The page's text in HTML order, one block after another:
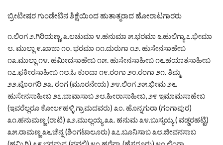
ಬ್ರೀಟೀಷರ ಗುಂಡೇಟಿನ ಶಿಕ್ಷೆಯಿಂದ ಹುತಾತ್ಮರಾದ ಹೋರಾಟಗಾರರು
೧.ಲಿಂಗ ೨.ಗಿರಿಯಣ್ಣ, ೩.ಲಚುಮಾ ೪.ಹನುಮಾ ೫.ಭರಮಾ ೬.ಹುಲಿಗ್ಯಾ ೭.ಭೀಮಾ
೮. ಮುಲ್ಲಾ ೯.ಖಾಜಾ ೧೦. ಭರಮಾ ೧೧.ದುರುಗಾ ೧೨. ಹುಸೇನಸಾಹೇಬ
೧೩.ಮುಲ್ಲಾ ೧೪. ಹಮೀದಸಾಹೇಬ ೧೫. ಹುಸೇನಸಾಹೀಬ ೧೬.ಹಯಾತಸಾಹೀಬ
೧೭.ಫಕೀರಸಾಹೀಬ ೧೮.ಓ ಕುಂದಾ ೧೯.ರಂಗಾ ೨೦.ರಂಗಾ ೨೧. ತಿಮ್ಮ
೨೨.ಪೊಂಗರಿ ೨೩. ರಂಗ (ಮೂರನೇಯ) ೨೪.ಲಿಂಗ ೨೫.ಭೀಮ ೨೬.
ಹುಸೇನಸಾಹೀಬ ೨೭.ಬಾವಾಸಾಬ ೨೮.ಹೀರಾಸಾಹೀಬ, ೨೯ ಇಮಾಮಸಾಹೇಬ
(ಇವರೆಲ್ಲರೂ ಕೋರ್ಲಹಳ್ಳಿ ಗ್ರಾಮದವರು) ೩೦. ಹೊನ್ನಗುರಾ (ಗಂಗಾಪುರ)
೩೧.ಹನುಮಣ್ಣ (ರಾಟಿ) ೩೨.ಮುಲ್ಲಯ್ಯ ೩೩. ಹನುಮ ೩೪.ಬುಸ್ಸಯ್ಯ ( ವಡ್ಡರಹಟ್ಟಿ)
೩೫.ರಾಮಣ್ಣ ೩೬.ಚೆನ್ನ (ಶಿಂಗಟಾಲೂರು) ೩೭.ಬೂನಿಸಾಬ ೩೮.ಜೀವನಸಾಬ